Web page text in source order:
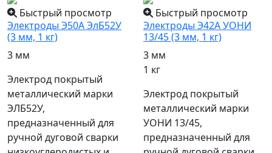
Быстрый просмотр
Электроды Э50А ЭлБ52У
(3 мм, 1 кг)
3 мм
Электрод покрытый
металлический марки
ЭЛБ52У,
предназначенный для
ручной дуговой сварки
Быстрый просмотр
Электроды Э42А УОНИ
13/45 (3 мм, 1 кг)
3 мм
1 кг
Электрод покрытый
металлический марки
УОНИ 13/45,
предназначенный для